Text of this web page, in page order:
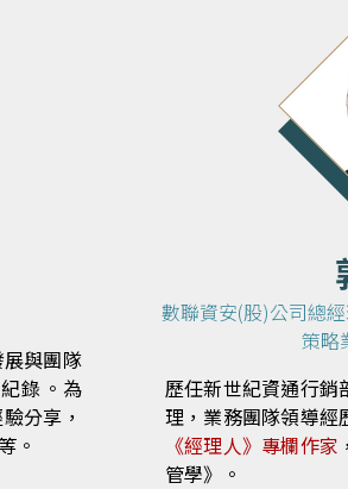
與團隊
錄。為
分享，
。
數聯資安(股)公司總
策略
歷任新世紀資通行
理，業務團隊領導經
《經理人》專欄作家
管學》。